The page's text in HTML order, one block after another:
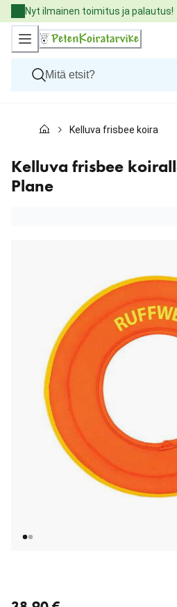
Skip
to
Content
Nyt ilmainen toimitus ja palautus!
Kissat
Eläinlääkäriruoat
Tuotemerkit
Uutuudet
Kelluva frisbee koiralle
Kelluva frisbee
Plane